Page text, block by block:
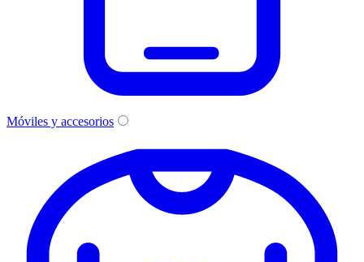
Móviles y accesorios